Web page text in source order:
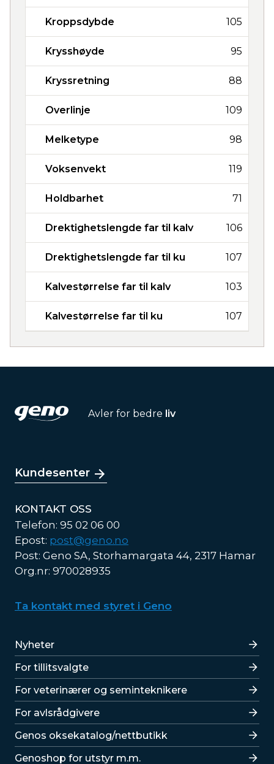
Kroppsdybde 105
Krysshøyde 95
Kryssretning 88
Overlinje 109
Melketype 98
Voksenvekt 119
Holdbarhet 71
Drektighetslengde far til kalv 106
Drektighetslengde far til ku 107
Kalvestørrelse far til kalv 103
Kalvestørrelse far til ku 107
Avler for bedre liv
Kundesenter
KONTAKT OSS
Telefon: 95 02 06 00
Epost: post@geno.no
Post: Geno SA, Storhamargata 44, 2317 Hamar
Org.nr: 970028935
Ta kontakt med styret i Geno
Lenker
Nyheter
For tillitsvalgte
For veterinærer og seminteknikere
For avlsrådgivere
Lenker
Genos oksekatalog/nettbutikk
Genoshop for utstyr m.m.